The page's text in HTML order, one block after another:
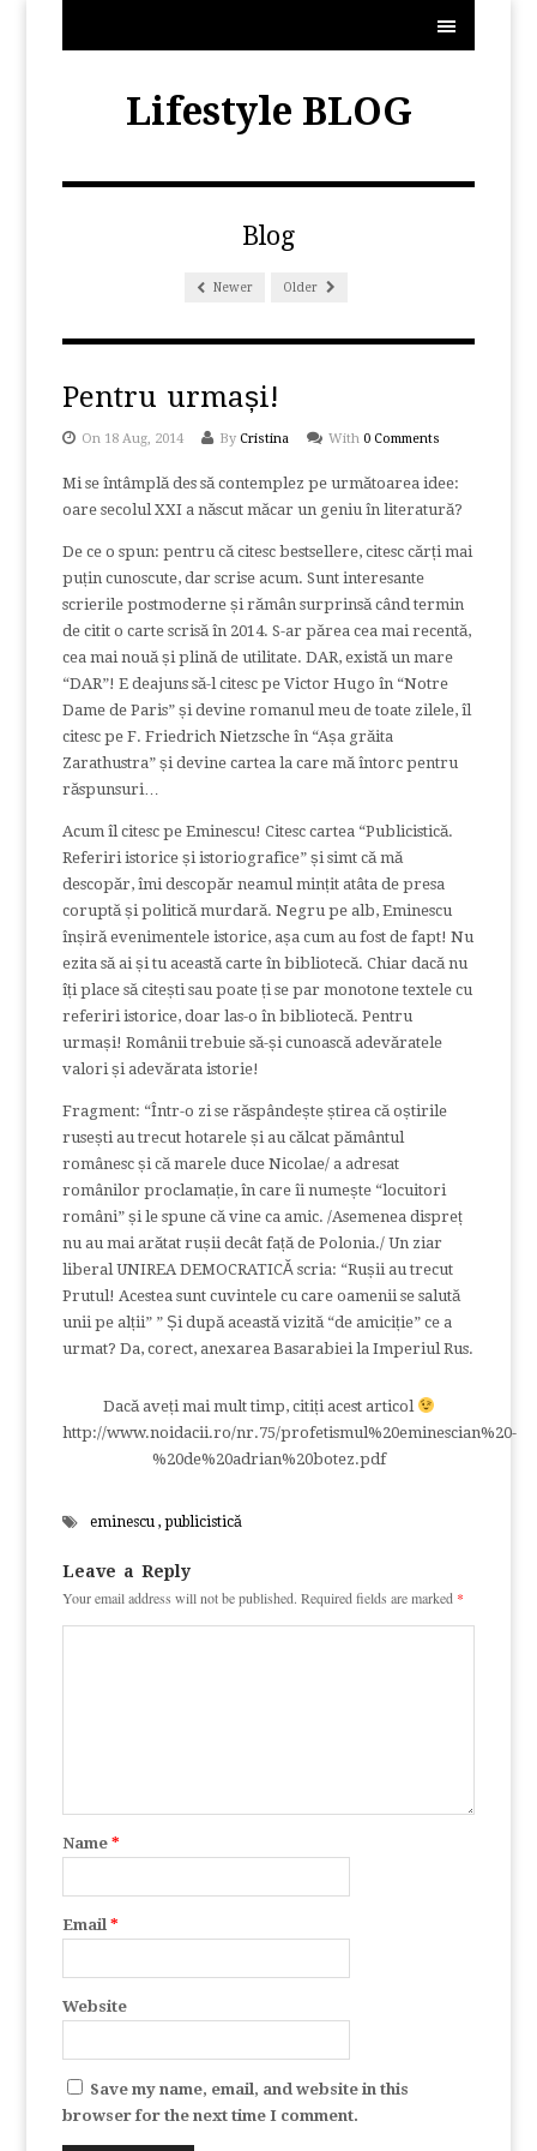
Lifestyle BLOG
Blog
Newer Older
Pentru urmași!
On 18 Aug, 2014 By Cristina With 0 Comments
Mi se întâmplă des să contemplez pe următoarea idee:
oare secolul XXI a născut măcar un geniu în literatură?
De ce o spun: pentru că citesc bestsellere, citesc cărți mai
puțin cunoscute, dar scrise acum. Sunt interesante
scrierile postmoderne și rămân surprinsă când termin
de citit o carte scrisă în 2014. S-ar părea cea mai recentă,
cea mai nouă și plină de utilitate. DAR, există un mare
“DAR”! E deajuns să-l citesc pe Victor Hugo în “Notre
Dame de Paris” și devine romanul meu de toate zilele, îl
citesc pe F. Friedrich Nietzsche în “Așa grăita
Zarathustra” și devine cartea la care mă întorc pentru
răspunsuri…
Acum îl citesc pe Eminescu! Citesc cartea “Publicistică.
Referiri istorice și istoriografice” și simt că mă
descopăr, îmi descopăr neamul mințit atâta de presa
coruptă și politică murdară. Negru pe alb, Eminescu
înșiră evenimentele istorice, așa cum au fost de fapt! Nu
ezita să ai și tu această carte în bibliotecă. Chiar dacă nu
îți place să citești sau poate ți se par monotone textele cu
referiri istorice, doar las-o în bibliotecă. Pentru
urmași! Românii trebuie să-și cunoască adevăratele
valori și adevărata istorie!
Fragment: “Într-o zi se răspândește știrea că oștirile
rusești au trecut hotarele și au călcat pământul
românesc și că marele duce Nicolae/ a adresat
românilor proclamație, în care îi numește “locuitori
români” și le spune că vine ca amic. /Asemenea dispreț
nu au mai arătat rușii decât față de Polonia./ Un ziar
liberal UNIREA DEMOCRATICĂ scria: “Rușii au trecut
Prutul! Acestea sunt cuvintele cu care oamenii se salută
unii pe alții” ” Și după această vizită “de amiciție” ce a
urmat? Da, corect, anexarea Basarabiei la Imperiul Rus.
Dacă aveți mai mult timp, citiți acest articol
http://www.noidacii.ro/nr.75/profetismul%20eminescian%20-
%20de%20adrian%20botez.pdf
eminescu ,publicistică
Leave a Reply
Your email address will not be published. Required fields are marked *
Name*
Email*
Website
Save my name, email, and website in this
browser for the next time I comment.